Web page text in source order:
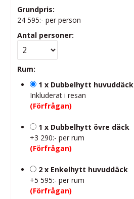
Grundpris:
24 595:- per person
Antal personer:
Rum:
1 x Dubbelhytt huvuddäck
Inkluderat i resan
(Förfrågan)
1 x Dubbelhytt övre däck
+3 290:- per rum
(Förfrågan)
2 x Enkelhytt huvuddäck
+5 595:- per rum
(Förfrågan)